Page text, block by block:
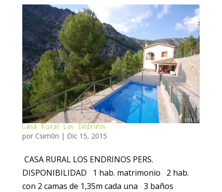
Casa Rural Los Endrinos
por Csim0n | Dic 15, 2015
CASA RURAL LOS ENDRINOS PERS.
DISPONIBILIDAD 1 hab. matrimonio 2 hab.
con 2 camas de 1,35m cada una 3 baños